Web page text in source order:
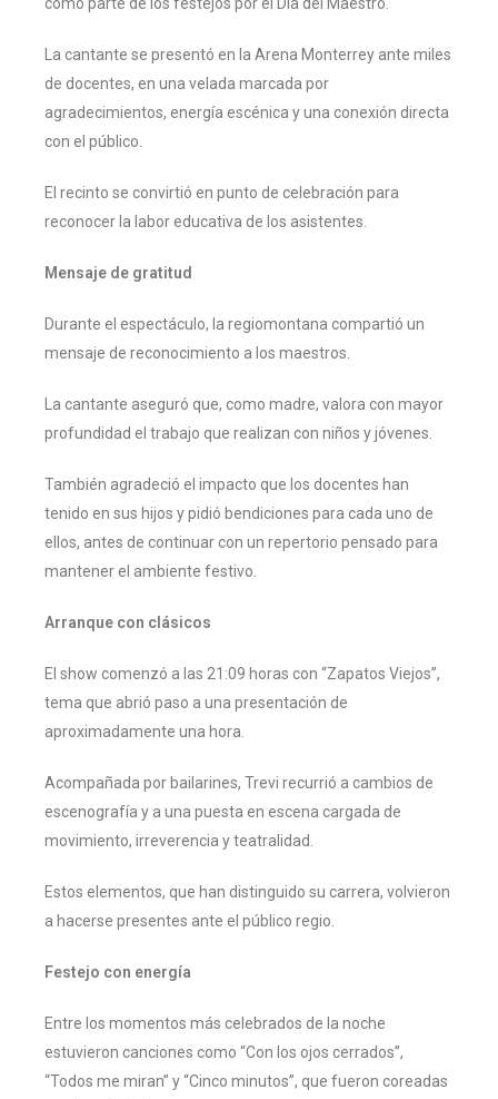
La cantante se presentó en la Arena Monterrey ante miles
de docentes, en una velada marcada por
agradecimientos, energía escénica y una conexión directa
con el público.
El recinto se convirtió en punto de celebración para
reconocer la labor educativa de los asistentes.
Mensaje de gratitud
Durante el espectáculo, la regiomontana compartió un
mensaje de reconocimiento a los maestros.
La cantante aseguró que, como madre, valora con mayor
profundidad el trabajo que realizan con niños y jóvenes.
También agradeció el impacto que los docentes han
tenido en sus hijos y pidió bendiciones para cada uno de
ellos, antes de continuar con un repertorio pensado para
mantener el ambiente festivo.
Arranque con clásicos
El show comenzó a las 21:09 horas con “Zapatos Viejos”,
tema que abrió paso a una presentación de
aproximadamente una hora.
Acompañada por bailarines, Trevi recurrió a cambios de
escenografía y a una puesta en escena cargada de
movimiento, irreverencia y teatralidad.
Estos elementos, que han distinguido su carrera, volvieron
a hacerse presentes ante el público regio.
Festejo con energía
Entre los momentos más celebrados de la noche
estuvieron canciones como “Con los ojos cerrados”,
“Todos me miran” y “Cinco minutos”, que fueron coreadas